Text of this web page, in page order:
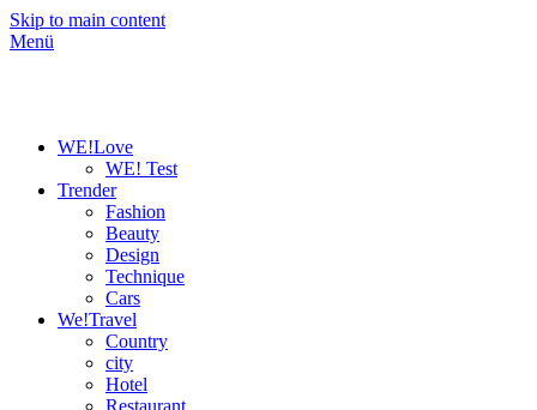
Skip to main content
Menü
WE!Love
WE! Test
Trender
Fashion
Beauty
Design
Technique
Cars
We!Travel
Country
city
Hotel
Restaurant